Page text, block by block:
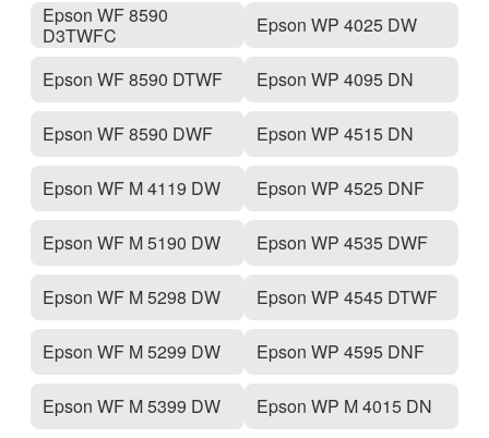
Epson WF 8590
D3TWFC
Epson WF 8590 DTWF
Epson WF 8590 DWF
Epson WF M 4119 DW
Epson WF M 5190 DW
Epson WF M 5298 DW
Epson WF M 5299 DW
Epson WF M 5399 DW
Epson WP 4025 DW
Epson WP 4095 DN
Epson WP 4515 DN
Epson WP 4525 DNF
Epson WP 4535 DWF
Epson WP 4545 DTWF
Epson WP 4595 DNF
Epson WP M 4015 DN